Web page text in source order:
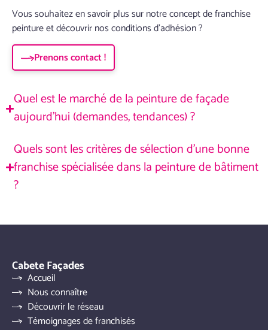
Vous souhaitez en savoir plus sur notre concept de franchise
peinture et découvrir nos conditions d’adhésion ?
Prenons contact !
Quel est le marché de la peinture de façade
aujourd’hui (demandes, tendances) ?
Quels sont les critères de sélection d'une bonne
franchise spécialisée dans la peinture de bâtiment
?
Cabete Façades
Accueil
Nous connaître
Découvrir le réseau
Témoignages de franchisés